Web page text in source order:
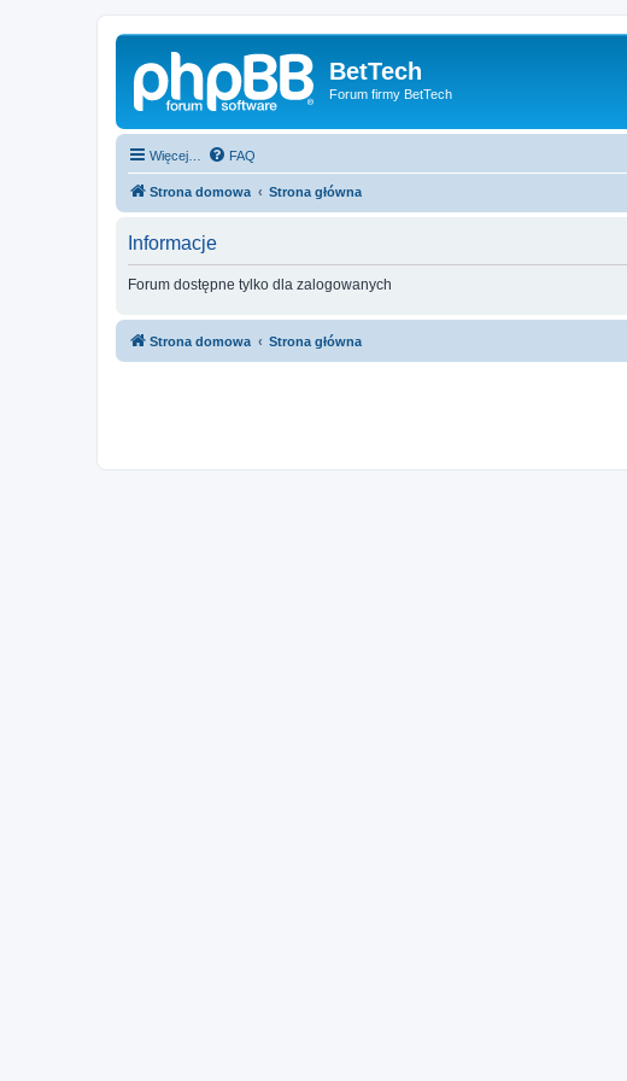
BetTech
Forum firmy BetTech
Więcej… FAQ
Strona domowa Strona główna
Informacje
Forum dostępne tylko dla zalogowanych
Strona domowa Strona główna